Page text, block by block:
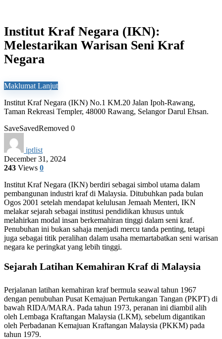
Institut Kraf Negara (IKN):
Melestarikan Warisan Seni Kraf
Negara
Maklumat Lanjut
Institut Kraf Negara (IKN) No.1 KM.20 Jalan Ipoh-Rawang,
Taman Rekreasi Templer, 48000 Rawang, Selangor Darul Ehsan.
SaveSavedRemoved 0
iptlist
December 31, 2024
243 Views 0
Institut Kraf Negara (IKN) berdiri sebagai simbol utama dalam
pembangunan industri kraf di Malaysia. Ditubuhkan pada bulan
Ogos 2001 setelah mendapat kelulusan Jemaah Menteri, IKN
melakar sejarah sebagai institusi pendidikan khusus untuk
melahirkan modal insan berkemahiran tinggi dalam seni kraf.
Penubuhan ini bukan sahaja menjadi mercu tanda penting, tetapi
juga sebagai titik peralihan dalam usaha memartabatkan seni warisan
negara ke peringkat yang lebih tinggi.
Sejarah Latihan Kemahiran Kraf di Malaysia
Perjalanan latihan kemahiran kraf bermula seawal tahun 1967
dengan penubuhan Pusat Kemajuan Pertukangan Tangan (PKPT) di
bawah RIDA/MARA. Pada tahun 1973, peranan ini diambil alih
oleh Lembaga Kraftangan Malaysia (LKM), sebelum digantikan
oleh Perbadanan Kemajuan Kraftangan Malaysia (PKKM) pada
tahun 1979.